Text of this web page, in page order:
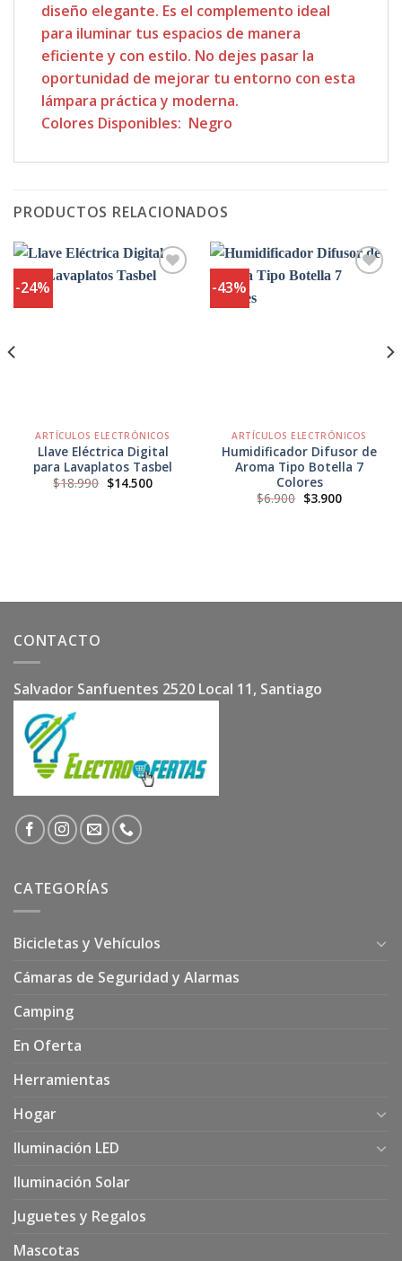
diseño elegante. Es el complemento ideal
para iluminar tus espacios de manera
eficiente y con estilo. No dejes pasar la
oportunidad de mejorar tu entorno con esta
lámpara práctica y moderna.
Colores Disponibles: Negro
PRODUCTOS RELACIONADOS
-24%
ARTÍCULOS ELECTRÓNICOS
Llave Eléctrica Digital
para Lavaplatos Tasbel
$18.990 El
precio
$14.500El
precio
-43%
ARTÍCULOS ELECTRÓNICOS
Humidificador Difusor de
Aroma Tipo Botella 7
Colores
$6.900 El
precio
$3.900El
precio
CONTACTO
Salvador Sanfuentes 2520 Local 11, Santiago
CATEGORÍAS
Bicicletas y Vehículos
Cámaras de Seguridad y Alarmas
Camping
En Oferta
Herramientas
Hogar
Iluminación LED
Iluminación Solar
Juguetes y Regalos
Mascotas